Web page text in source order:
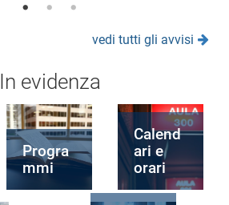
vedi tutti gli avvisi
In evidenza
Progra
mmi
Calend
ari e
orari